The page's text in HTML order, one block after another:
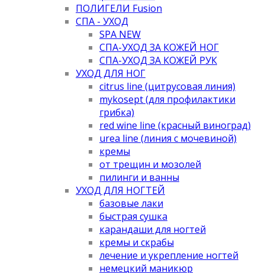
ПОЛИГЕЛИ Fusion
СПА - УХОД
SPA NEW
СПА-УХОД ЗА КОЖЕЙ НОГ
СПА-УХОД ЗА КОЖЕЙ РУК
УХОД ДЛЯ НОГ
citrus line (цитрусовая линия)
mykosept (для профилактики
грибка)
red wine line (красный виноград)
urea line (линия с мочевиной)
кремы
от трещин и мозолей
пилинги и ванны
УХОД ДЛЯ НОГТЕЙ
базовые лаки
быстрая сушка
карандаши для ногтей
кремы и скрабы
лечение и укрепление ногтей
немецкий маникюр